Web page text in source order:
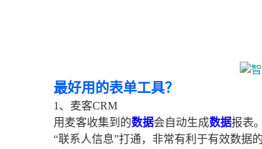
最好用的表单工具？
1、麦客CRM
用麦客收集到的数据会自动生成数据报表
“联系人信息”打通，非常有利于有效数据的